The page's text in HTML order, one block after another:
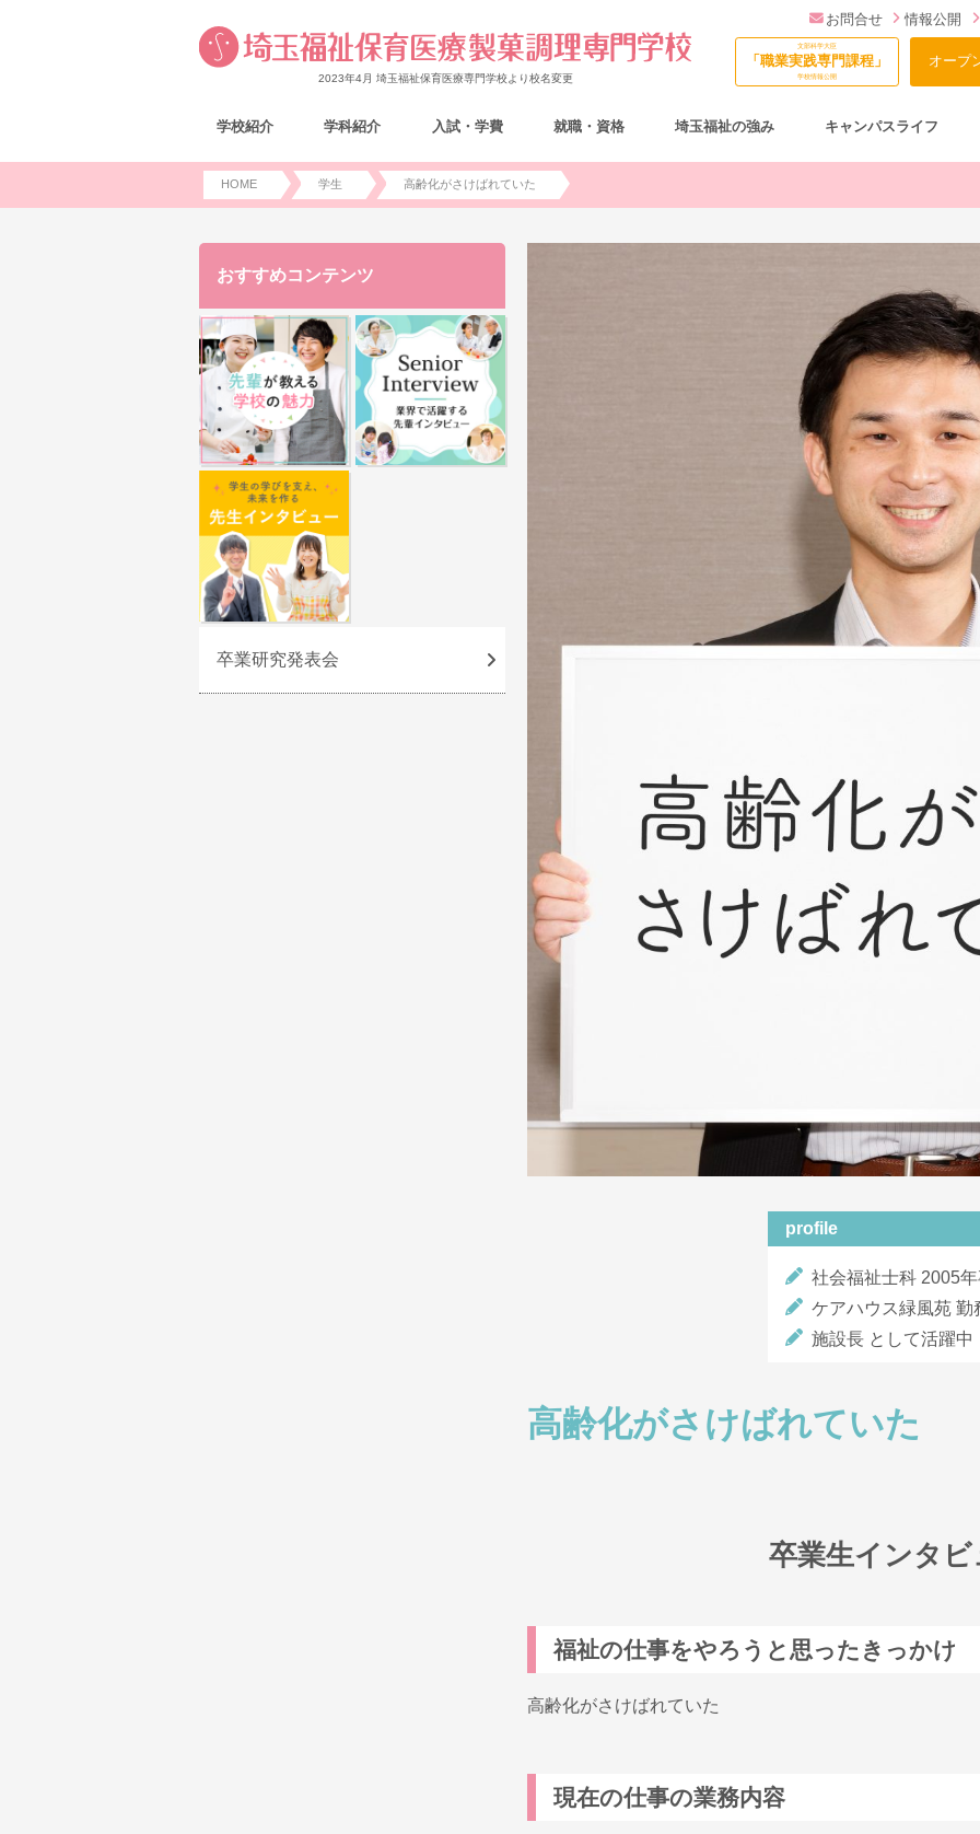
2023年4月 埼玉福祉保育医療専門学校より校名変更
お問合せ 情報公開
文部科学大臣
「職業実践専門課程」
学校情報公開
オープ
学校紹介 学科紹介 入試・学費 就職・資格 埼玉福祉の強み キャンパスライフ
HOME 学生 高齢化がさけばれていた
profile
社会福祉士科 2005
ケアハウス緑風苑 勤
施設長 として活躍中
高齢化がさけばれていた
卒業生インタビ
福祉の仕事をやろうと思ったきっかけ
高齢化がさけばれていた
現在の仕事の業務内容
おすすめコンテンツ
卒業研究発表会